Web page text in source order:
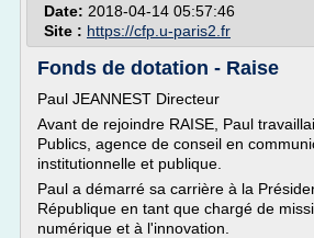
Date: 2018-04-14 05:57:46
Site : https://cfp.u-paris2.fr
Fonds de dotation - Raise
Paul JEANNEST Directeur
Avant de rejoindre RAISE, Paul
Publics, agence de conseil en
institutionnelle et publique.
Paul a démarré sa carrière à la
République en tant que chargé de
numérique et à l'innovation.